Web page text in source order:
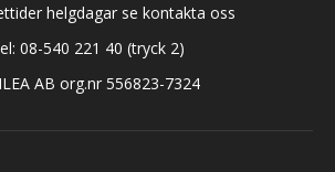
helgdagar se kontakta oss
08-540 221 40 (tryck 2)
AB org.nr 556823-7324